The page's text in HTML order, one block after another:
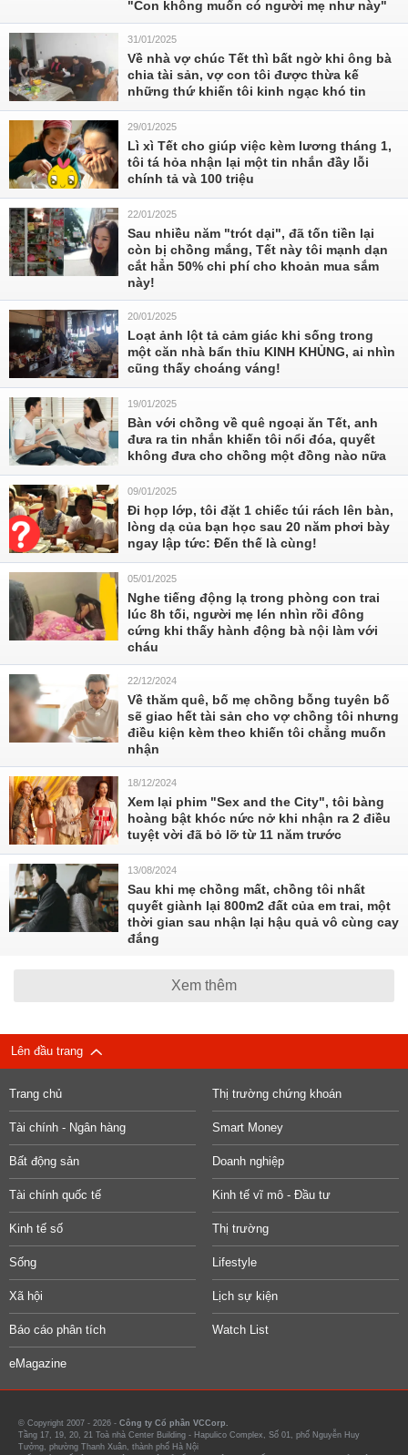
"Con không muốn có người mẹ như này"
31/01/2025
Về nhà vợ chúc Tết thì bất ngờ khi ông bà
chia tài sản, vợ con tôi được thừa kế
những thứ khiến tôi kinh ngạc khó tin
29/01/2025
Lì xì Tết cho giúp việc kèm lương tháng 1,
tôi tá hỏa nhận lại một tin nhắn đầy lỗi
chính tả và 100 triệu
22/01/2025
Sau nhiều năm "trót dại", đã tốn tiền lại
còn bị chồng mắng, Tết này tôi mạnh dạn
cắt hẳn 50% chi phí cho khoản mua sắm
này!
20/01/2025
Loạt ảnh lột tả cảm giác khi sống trong
một căn nhà bẩn thỉu KINH KHỦNG, ai nhìn
cũng thấy choáng váng!
19/01/2025
Bàn với chồng về quê ngoại ăn Tết, anh
đưa ra tin nhắn khiến tôi nổi đóa, quyết
không đưa cho chồng một đồng nào nữa
09/01/2025
Đi họp lớp, tôi đặt 1 chiếc túi rách lên bàn,
lòng dạ của bạn học sau 20 năm phơi bày
ngay lập tức: Đến thế là cùng!
05/01/2025
Nghe tiếng động lạ trong phòng con trai
lúc 8h tối, người mẹ lén nhìn rồi đông
cứng khi thấy hành động bà nội làm với
cháu
22/12/2024
Về thăm quê, bố mẹ chồng bỗng tuyên bố
sẽ giao hết tài sản cho vợ chồng tôi nhưng
điều kiện kèm theo khiến tôi chẳng muốn
nhận
18/12/2024
Xem lại phim "Sex and the City", tôi bàng
hoàng bật khóc nức nở khi nhận ra 2 điều
tuyệt vời đã bỏ lỡ từ 11 năm trước
13/08/2024
Sau khi mẹ chồng mất, chồng tôi nhất
quyết giành lại 800m2 đất của em trai, một
thời gian sau nhận lại hậu quả vô cùng cay
đắng
Xem thêm
Lên đầu trang
Trang chủ Thị trường chứng khoán
Tài chính - Ngân hàng Smart Money
Bất động sản Doanh nghiệp
Tài chính quốc tế Kinh tế vĩ mô - Đầu tư
Kinh tế số Thị trường
Sống Lifestyle
Xã hội Lịch sự kiện
Báo cáo phân tích Watch List
eMagazine
© Copyright 2007 - 2026 - Công ty Cổ phần VCCorp.
Tầng 17, 19, 20, 21 Toà nhà Center Building - Hapulico Complex, Số 01, phố Nguyễn Huy
Tưởng, phường Thanh Xuân, thành phố Hà Nội